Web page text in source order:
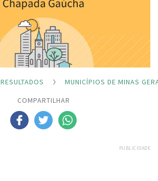
RESULTADOS
MUNICÍPIOS DE MINAS
COMPARTILHAR
PUBLICIDADE